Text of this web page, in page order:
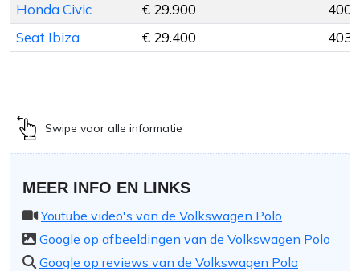
Honda Civic
€ 29.900
400
Seat Ibiza
€ 29.400 403
Swipe voor alle informatie
MEER INFO EN LINKS
Youtube video's van de Volkswagen Polo
Google op afbeeldingen van de Volkswagen Polo
Google op reviews van de Volkswagen Polo